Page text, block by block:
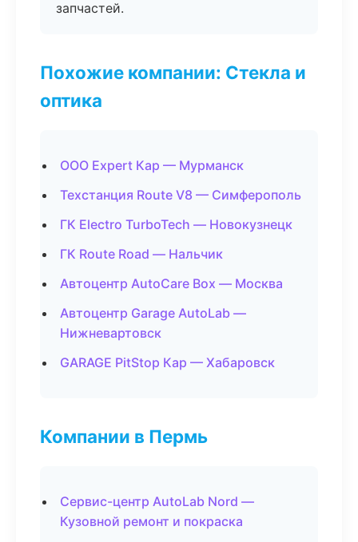
запчастей.
Похожие компании: Стекла и
оптика
ООО Expert Кар — Мурманск
Техстанция Route V8 — Симферополь
ГК Electro TurboTech — Новокузнецк
ГК Route Road — Нальчик
Автоцентр AutoCare Box — Москва
Автоцентр Garage AutoLab —
Нижневартовск
GARAGE PitStop Кар — Хабаровск
Компании в Пермь
Сервис-центр AutoLab Nord —
Кузовной ремонт и покраска